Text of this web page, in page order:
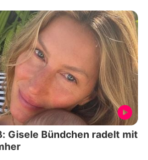
Gisele Bündchen radelt mit